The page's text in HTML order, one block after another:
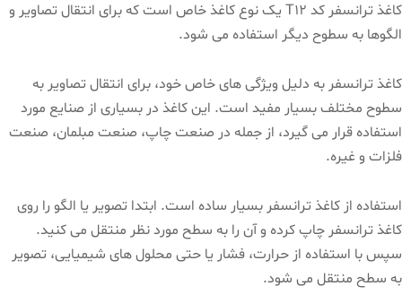
کاغذ ترانسفر کد T12 یک نوع کاغذ خاص است که برای انتقال تصاویر و
الگوها به سطوح دیگر استفاده می شود.
کاغذ ترانسفر به دلیل ویژگی های خاص خود، برای انتقال تصاویر به
سطوح مختلف بسیار مفید است. این کاغذ در بسیاری از صنایع مورد
استفاده قرار می گیرد، از جمله در صنعت چاپ، صنعت مبلمان، صنعت
فلزات و غیره.
استفاده از کاغذ ترانسفر بسیار ساده است. ابتدا تصویر یا الگو را روی
کاغذ ترانسفر چاپ کرده و آن را به سطح مورد نظر منتقل می کنید.
سپس با استفاده از حرارت، فشار یا حتی محلول های شیمیایی، تصویر
به سطح منتقل می شود.